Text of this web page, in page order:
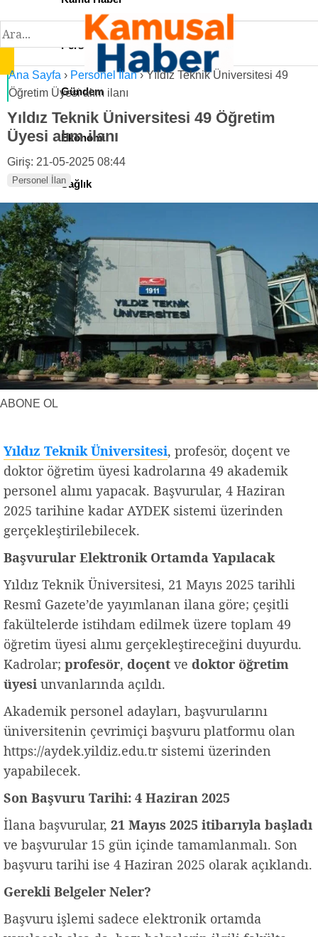
Personel İlan
Gündem
Ekonomi
Sağlık
Teknoloji
Spor
Yerel Haberler
Faydalı Bilgiler
Ana Sayfa › Personel İlan›Yıldız Teknik Üniversitesi 49
Öğretim Üyesi alım ilanı
Yıldız Teknik Üniversitesi 49 Öğretim
Üyesi alım ilanı
Giriş: 21-05-2025 08:44
Personel İlan
ABONE OL
Yıldız Teknik Üniversitesi, profesör, doçent ve
doktor öğretim üyesi kadrolarına 49 akademik
personel alımı yapacak. Başvurular, 4 Haziran
2025 tarihine kadar AYDEK sistemi üzerinden
gerçekleştirilebilecek.
Başvurular Elektronik Ortamda Yapılacak
Yıldız Teknik Üniversitesi, 21 Mayıs 2025 tarihli
Resmî Gazete’de yayımlanan ilana göre; çeşitli
fakültelerde istihdam edilmek üzere toplam 49
öğretim üyesi alımı gerçekleştireceğini duyurdu.
Kadrolar; profesör, doçent ve doktor öğretim
üyesi unvanlarında açıldı.
Akademik personel adayları, başvurularını
üniversitenin çevrimiçi başvuru platformu olan
https://aydek.yildiz.edu.tr sistemi üzerinden
yapabilecek.
Son Başvuru Tarihi: 4 Haziran 2025
İlana başvurular, 21 Mayıs 2025 itibarıyla başladı
ve başvurular 15 gün içinde tamamlanmalı. Son
başvuru tarihi ise 4 Haziran 2025 olarak açıklandı.
Gerekli Belgeler Neler?
Başvuru işlemi sadece elektronik ortamda